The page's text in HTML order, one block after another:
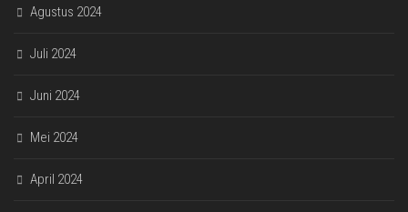
Agustus 2024
Juli 2024
Juni 2024
Mei 2024
April 2024